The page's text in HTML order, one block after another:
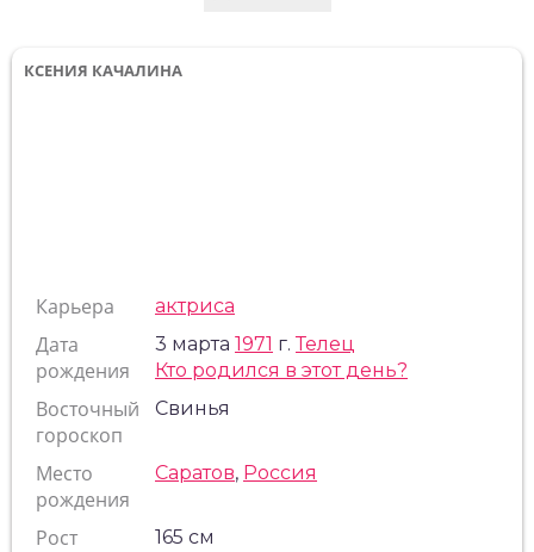
КСЕНИЯ КАЧАЛИНА
Карьера актриса
Дата
рождения
3 марта 1971 г.Телец
Кто родился в этот день?
Восточный
гороскоп
Свинья
Место
рождения
Саратов, Россия
Рост 165 см